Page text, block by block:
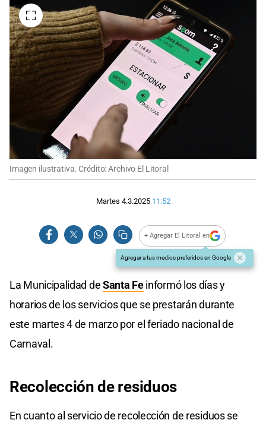
Imagen ilustrativa. Crédito: Archivo El Litoral
Martes 4.3.2025 11:52
+ Agregar El Litoral en
Agregar a tus medios preferidos en Google
La Municipalidad deSanta Feinformó los días y
horarios de los servicios que se prestarán durante
este martes 4 de marzo por el feriado nacional de
Carnaval.
Recolección de residuos
En cuanto al servicio de recolección de residuos se